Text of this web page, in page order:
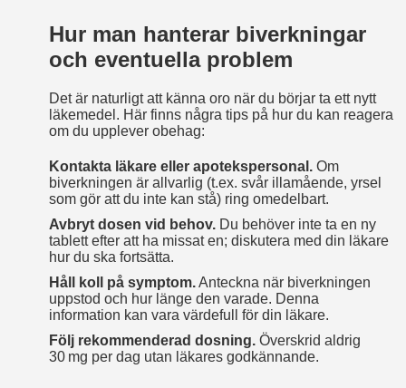
Hur man hanterar biverkningar
och eventuella problem
Det är naturligt att känna oro när du börjar ta ett nytt
läkemedel. Här finns några tips på hur du kan reagera
om du upplever obehag:
Kontakta läkare eller apotekspersonal.Om
biverkningen är allvarlig (t.ex. svår illamående, yrsel
som gör att du inte kan stå) ring omedelbart.
Avbryt dosen vid behov.Du behöver inte ta en ny
tablett efter att ha missat en; diskutera med din läkare
hur du ska fortsätta.
Håll koll på symptom.Anteckna när biverkningen
uppstod och hur länge den varade. Denna
information kan vara värdefull för din läkare.
Följ rekommenderad dosning.Överskrid aldrig
30 mg per dag utan läkares godkännande.